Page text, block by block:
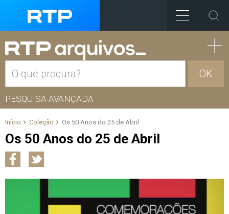
OK
PESQUISA AVANÇADA
Início Coleção Os 50 Anos do 25 de Abril
Os 50 Anos do 25 de Abril